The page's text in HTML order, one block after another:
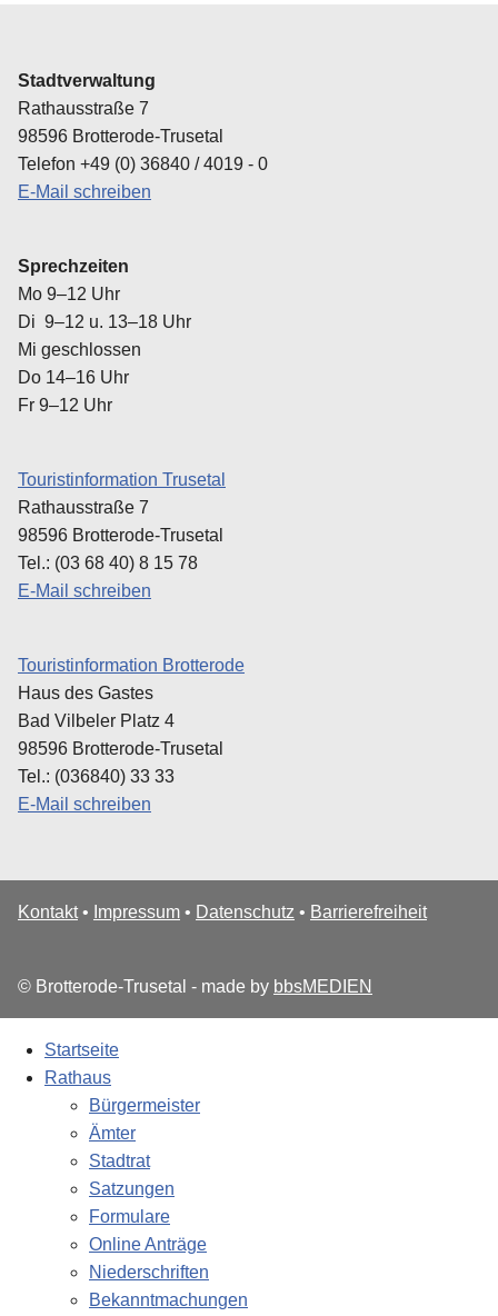
Stadtverwaltung
Rathausstraße 7
98596 Brotterode-Trusetal
Telefon +49 (0) 36840 / 4019 - 0
E-Mail schreiben
Sprechzeiten
Mo 9–12 Uhr
Di 9–12 u. 13–18 Uhr
Mi geschlossen
Do 14–16 Uhr
Fr 9–12 Uhr
Touristinformation Trusetal
Rathausstraße 7
98596 Brotterode-Trusetal
Tel.: (03 68 40) 8 15 78
E-Mail schreiben
Touristinformation Brotterode
Haus des Gastes
Bad Vilbeler Platz 4
98596 Brotterode-Trusetal
Tel.: (036840) 33 33
E-Mail schreiben
Kontakt• Impressum • Datenschutz • Barrierefreiheit
© Brotterode-Trusetal - made by bbsMEDIEN
Startseite
Rathaus
Bürgermeister
Ämter
Stadtrat
Satzungen
Formulare
Online Anträge
Niederschriften
Bekanntmachungen